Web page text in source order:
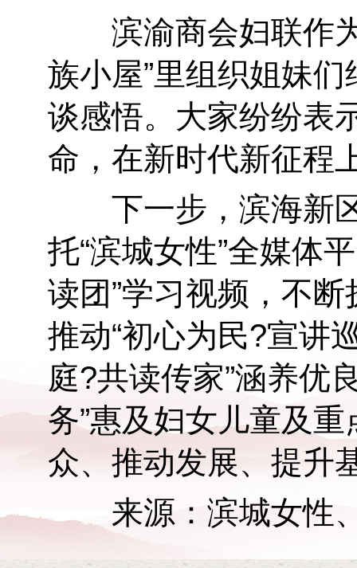
滨渝商会妇联作为
族小屋”里组织姐妹
谈感悟。大家纷纷表
命，在新时代新征程
下一步，滨海新区
托“滨城女性”全媒体
读团”学习视频，不
推动“初心为民?宣讲
庭?共读传家”涵养优
务”惠及妇女儿童及
众、推动发展、提升
来源：滨城女性、